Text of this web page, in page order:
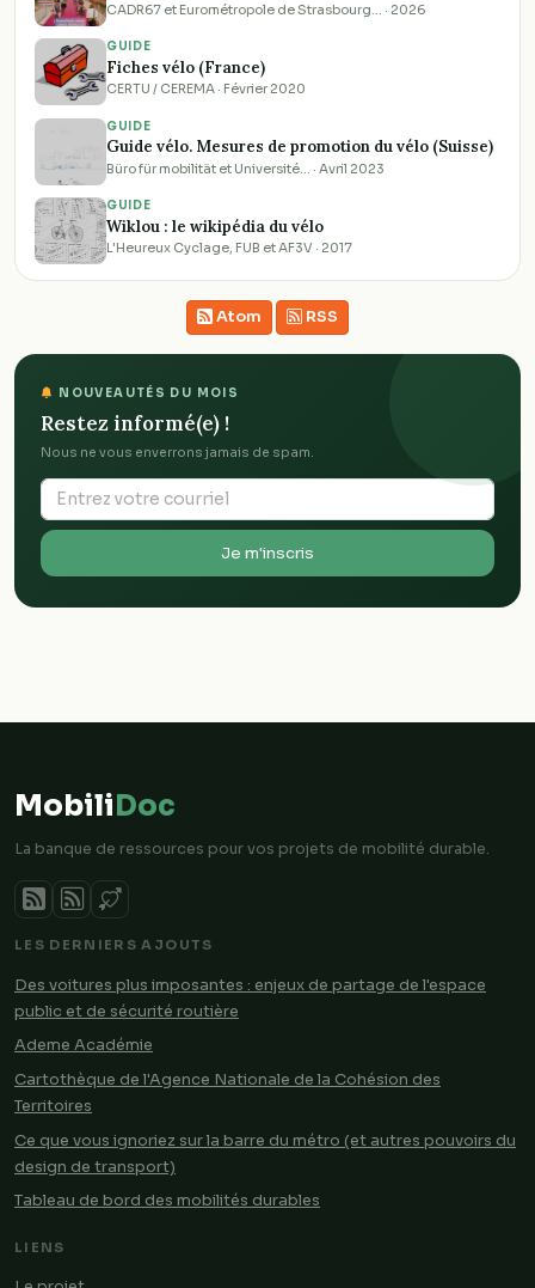
CADR67 et Eurométropole de Strasbourg… · 2026
GUIDE
Fiches vélo (France)
CERTU / CEREMA · Février 2020
GUIDE
Guide vélo. Mesures de promotion du vélo (Suisse)
Büro für mobilität et Université… · Avril 2023
GUIDE
Wiklou : le wikipédia du vélo
L'Heureux Cyclage, FUB et AF3V · 2017
Atom RSS
NOUVEAUTÉS DU MOIS
Restez informé(e) !
Nous ne vous enverrons jamais de spam.
Je m'inscris
MobiliDoc
La banque de ressources pour vos projets de mobilité durable.
LES DERNIERS AJOUTS
Des voitures plus imposantes : enjeux de partage de l'espace
public et de sécurité routière
Ademe Académie
Cartothèque de l'Agence Nationale de la Cohésion des
Territoires
Ce que vous ignoriez sur la barre du métro (et autres pouvoirs du
design de transport)
Tableau de bord des mobilités durables
LIENS